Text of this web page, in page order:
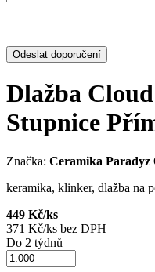
Odeslat doporučení
Dlažba
Stupnice
Značka: Ceramika Paradyz
keramika, klinker, dlažba na
449 Kč/ks
371 Kč/ks bez DPH
Do 2 týdnů